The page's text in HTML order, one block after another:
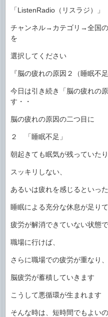
「ListenRadio（リスラジ）
チャンネル→カテゴリ→全国
を
選択してください
『脳の疲れの原因２（睡眠不
今日は引き続き「脳の疲れの
す・・
脳の疲れの原因の二つ目に
２ 「睡眠不足」
朝起きても眠気が残っていたり
スッキリしない、
あるいは疲れを感じるといっ
睡眠による充分な休息が足り
疲労が解消できていない状態
職場に行けば、
さらに職場での疲労が重なり、
脳疲労が蓄積していきます
こうして悪循環が生まれます
そんな時は、短時間でもよい